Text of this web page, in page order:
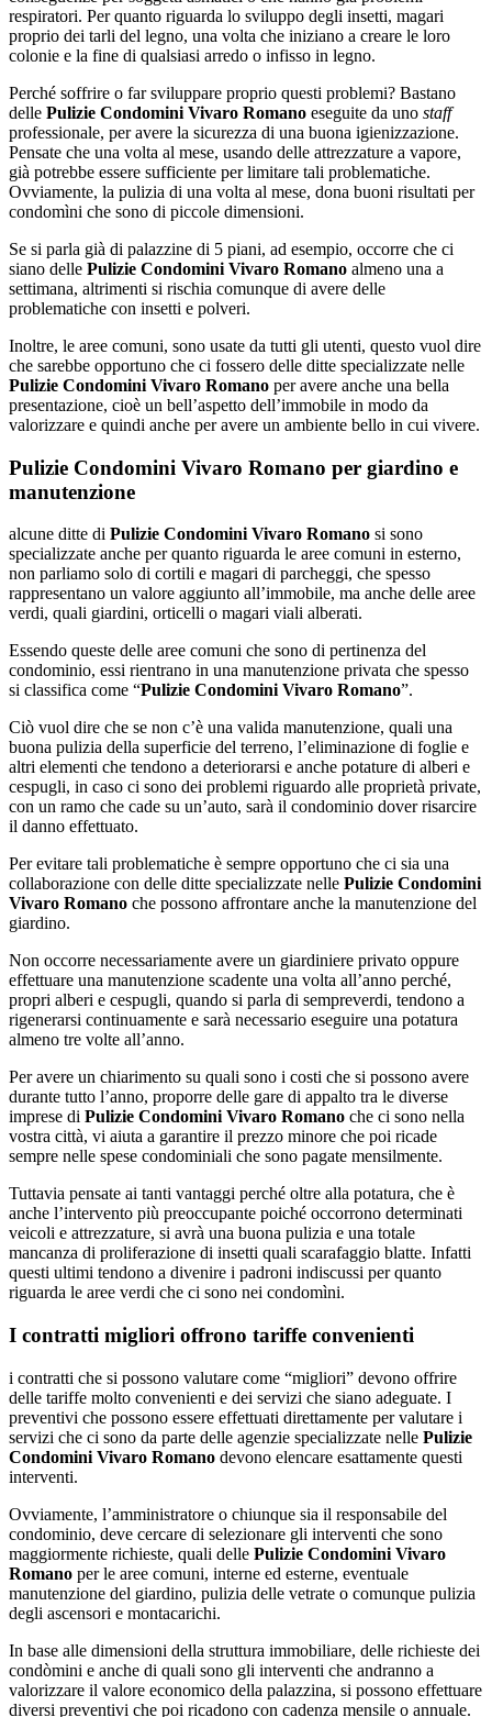
respiratori. Per quanto riguarda lo sviluppo degli insetti, magari
proprio dei tarli del legno, una volta che iniziano a creare le loro
colonie e la fine di qualsiasi arredo o infisso in legno.
Perché soffrire o far sviluppare proprio questi problemi? Bastano
delle Pulizie Condomini Vivaro Romano eseguite da uno staff
professionale, per avere la sicurezza di una buona igienizzazione.
Pensate che una volta al mese, usando delle attrezzature a vapore,
già potrebbe essere sufficiente per limitare tali problematiche.
Ovviamente, la pulizia di una volta al mese, dona buoni risultati per
condomìni che sono di piccole dimensioni.
Se si parla già di palazzine di 5 piani, ad esempio, occorre che ci
siano delle Pulizie Condomini Vivaro Romano almeno una a
settimana, altrimenti si rischia comunque di avere delle
problematiche con insetti e polveri.
Inoltre, le aree comuni, sono usate da tutti gli utenti, questo vuol dire
che sarebbe opportuno che ci fossero delle ditte specializzate nelle
Pulizie Condomini Vivaro Romano per avere anche una bella
presentazione, cioè un bell’aspetto dell’immobile in modo da
valorizzare e quindi anche per avere un ambiente bello in cui vivere.
Pulizie Condomini Vivaro Romano per giardino e
manutenzione
alcune ditte di Pulizie Condomini Vivaro Romano si sono
specializzate anche per quanto riguarda le aree comuni in esterno,
non parliamo solo di cortili e magari di parcheggi, che spesso
rappresentano un valore aggiunto all’immobile, ma anche delle aree
verdi, quali giardini, orticelli o magari viali alberati.
Essendo queste delle aree comuni che sono di pertinenza del
condominio, essi rientrano in una manutenzione privata che spesso
si classifica come “Pulizie Condomini Vivaro Romano”.
Ciò vuol dire che se non c’è una valida manutenzione, quali una
buona pulizia della superficie del terreno, l’eliminazione di foglie e
altri elementi che tendono a deteriorarsi e anche potature di alberi e
cespugli, in caso ci sono dei problemi riguardo alle proprietà private,
con un ramo che cade su un’auto, sarà il condominio dover risarcire
il danno effettuato.
Per evitare tali problematiche è sempre opportuno che ci sia una
collaborazione con delle ditte specializzate nelle Pulizie Condomini
Vivaro Romano che possono affrontare anche la manutenzione del
giardino.
Non occorre necessariamente avere un giardiniere privato oppure
effettuare una manutenzione scadente una volta all’anno perché,
propri alberi e cespugli, quando si parla di sempreverdi, tendono a
rigenerarsi continuamente e sarà necessario eseguire una potatura
almeno tre volte all’anno.
Per avere un chiarimento su quali sono i costi che si possono avere
durante tutto l’anno, proporre delle gare di appalto tra le diverse
imprese di Pulizie Condomini Vivaro Romano che ci sono nella
vostra città, vi aiuta a garantire il prezzo minore che poi ricade
sempre nelle spese condominiali che sono pagate mensilmente.
Tuttavia pensate ai tanti vantaggi perché oltre alla potatura, che è
anche l’intervento più preoccupante poiché occorrono determinati
veicoli e attrezzature, si avrà una buona pulizia e una totale
mancanza di proliferazione di insetti quali scarafaggio blatte. Infatti
questi ultimi tendono a divenire i padroni indiscussi per quanto
riguarda le aree verdi che ci sono nei condomìni.
I contratti migliori offrono tariffe convenienti
i contratti che si possono valutare come “migliori” devono offrire
delle tariffe molto convenienti e dei servizi che siano adeguate. I
preventivi che possono essere effettuati direttamente per valutare i
servizi che ci sono da parte delle agenzie specializzate nelle Pulizie
Condomini Vivaro Romano devono elencare esattamente questi
interventi.
Ovviamente, l’amministratore o chiunque sia il responsabile del
condominio, deve cercare di selezionare gli interventi che sono
maggiormente richieste, quali delle Pulizie Condomini Vivaro
Romano per le aree comuni, interne ed esterne, eventuale
manutenzione del giardino, pulizia delle vetrate o comunque pulizia
degli ascensori e montacarichi.
In base alle dimensioni della struttura immobiliare, delle richieste dei
condòmini e anche di quali sono gli interventi che andranno a
valorizzare il valore economico della palazzina, si possono effettuare
diversi preventivi che poi ricadono con cadenza mensile o annuale.